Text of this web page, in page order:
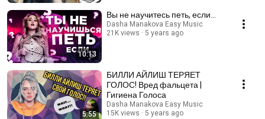
10:13
Вы не научитесь петь, если...
Dasha Manakova Easy Music
21K views
5 years ago
5:55
БИЛЛИ АЙЛИШ ТЕРЯЕТ
ГОЛОС! Вред фальцета |
Гигиена Голоса
Dasha Manakova Easy Music
15K views
5 years ago